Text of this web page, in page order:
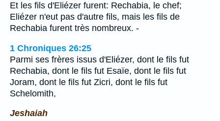
Et les fils d'Eliézer furent: Rechabia, le chef;
Eliézer n'eut pas d'autre fils, mais les fils de
Rechabia furent très nombreux. -
1 Chroniques 26:25
Parmi ses frères issus d'Eliézer, dont le fils fut
Rechabia, dont le fils fut Esaïe, dont le fils fut
Joram, dont le fils fut Zicri, dont le fils fut
Schelomith,
Jeshaiah